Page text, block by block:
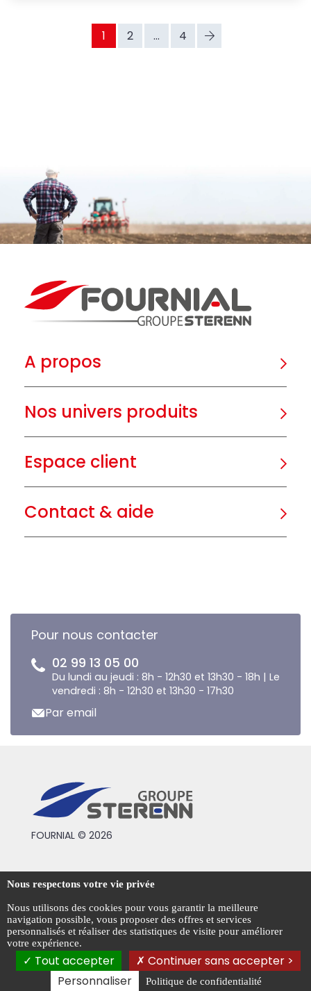
1 2 ... 4
A propos
Nos univers produits
Espace client
Contact & aide
Pour nous contacter
02 99 13 05 00
Du lundi au jeudi : 8h - 12h30 et 13h30 - 18h | Le
vendredi : 8h - 12h30 et 13h30 - 17h30
Par email
FOURNIAL © 2026
Conditions générales de vente
Mentions légales
Politique de confidentialité
Gestion des cookies
Nous respectons votre vie privée
Nous utilisons des cookies pour vous garantir la meilleure
navigation possible, vous proposer des offres et services
personnalisés et réaliser des statistiques de visite pour améliorer
votre expérience.
Tout accepter
Continuer sans accepter >
Personnaliser
Politique de confidentialité